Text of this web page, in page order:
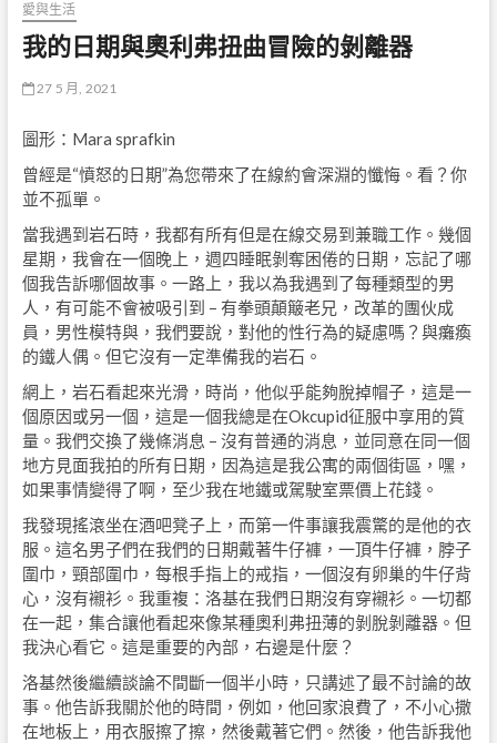
愛與生活
我的日期與奧利弗扭曲冒險的剝離器
27 5 月, 2021
圖形：Mara sprafkin
曾經是“憤怒的日期”為您帶來了在線約會深淵的懺悔。看？你
並不孤單。
當我遇到岩石時，我都有所有但是在線交易到兼職工作。幾個
星期，我會在一個晚上，週四睡眠剝奪困倦的日期，忘記了哪
個我告訴哪個故事。一路上，我以為我遇到了每種類型的男
人，有可能不會被吸引到 – 有拳頭顛簸老兄，改革的團伙成
員，男性模特與，我們要說，對他的性行為的疑慮嗎？與癱瘓
的鐵人偶。但它沒有一定準備我的岩石。
網上，岩石看起來光滑，時尚，他似乎能夠脫掉帽子，這是一
個原因或另一個，這是一個我總是在Okcupid征服中享用的質
量。我們交換了幾條消息 – 沒有普通的消息，並同意在同一個
地方見面我拍的所有日期，因為這是我公寓的兩個街區，嘿，
如果事情變得了啊，至少我在地鐵或駕駛室票價上花錢。
我發現搖滾坐在酒吧凳子上，而第一件事讓我震驚的是他的衣
服。這名男子們在我們的日期戴著牛仔褲，一頂牛仔褲，脖子
圍巾，頸部圍巾，每根手指上的戒指，一個沒有卵巢的牛仔背
心，沒有襯衫。我重複：洛基在我們日期沒有穿襯衫。一切都
在一起，集合讓他看起來像某種奧利弗扭薄的剝脫剝離器。但
我決心看它。這是重要的內部，右邊是什麼？
洛基然後繼續談論不間斷一個半小時​​，只講述了最不討論的故
事。他告訴我關於他的時間，例如，他回家浪費了，不小心撒
在地板上，用衣服擦了擦，然後戴著它們。然後，他告訴我他